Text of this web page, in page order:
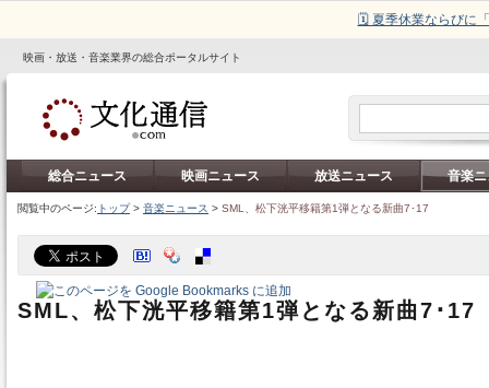
🗓️ 夏季休業ならびに
映画・放送・音楽業界の総合ポータルサイト
総合ニュース 映画ニュース 放送ニュース 音楽
閲覧中のページ: トップ> 音楽ニュース > SML、松下洸平移籍第1弾となる新曲7･17
SML、松下洸平移籍第1弾となる新曲7･17